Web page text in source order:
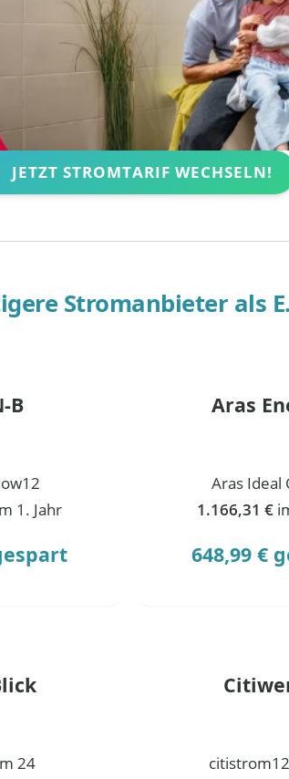
JETZT STROMTARIF WECHSELN!
Stromanbieter als
B
1. Jahr
Aras
Aras Ideal
1.166,31 €
648,99 €
24